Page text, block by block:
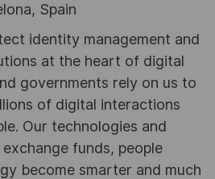
Spain
identity management and
at the heart of digital
governments rely on us to
of digital interactions
Our technologies and
funds, people
become smarter and much